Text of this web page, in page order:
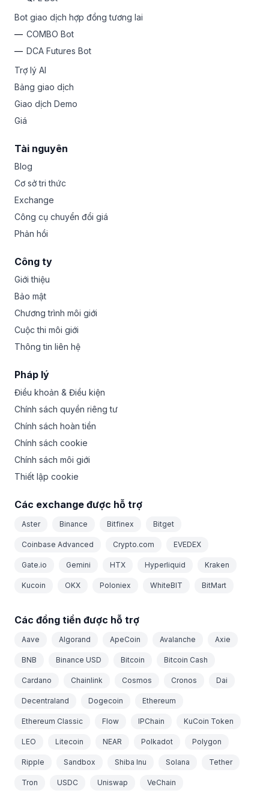
Bot giao dịch hợp đồng tương lai
COMBO Bot
DCA Futures Bot
Trợ lý AI
Bảng giao dịch
Giao dịch Demo
Giá
Tài nguyên
Blog
Cơ sở tri thức
Exchange
Công cụ chuyển đổi giá
Phản hồi
Công ty
Giới thiệu
Bảo mật
Chương trình môi giới
Cuộc thi môi giới
Thông tin liên hệ
Pháp lý
Điều khoản & Điều kiện
Chính sách quyền riêng tư
Chính sách hoàn tiền
Chính sách cookie
Chính sách môi giới
Thiết lập cookie
Các exchange được hỗ trợ
Aster Binance Bitfinex Bitget
Coinbase Advanced Crypto.com EVEDEX
Gate.io Gemini HTX Hyperliquid Kraken
Kucoin OKX Poloniex WhiteBIT BitMart
Các đồng tiền được hỗ trợ
Aave Algorand ApeCoin Avalanche Axie
BNB Binance USD Bitcoin Bitcoin Cash
Cardano Chainlink Cosmos Cronos Dai
Decentraland Dogecoin Ethereum
Ethereum Classic Flow IPChain KuCoin Token
LEO Litecoin NEAR Polkadot Polygon
Ripple Sandbox Shiba Inu Solana Tether
Tron USDC Uniswap VeChain